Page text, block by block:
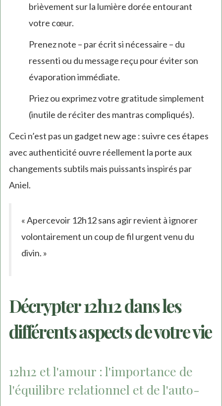
brièvement sur la lumière dorée entourant
votre cœur.
Prenez note – par écrit si nécessaire – du
ressenti ou du message reçu pour éviter son
évaporation immédiate.
Priez ou exprimez votre gratitude simplement
(inutile de réciter des mantras compliqués).
Ceci n’est pas un gadget new age : suivre ces étapes
avec authenticité ouvre réellement la porte aux
changements subtils mais puissants inspirés par
Aniel.
« Apercevoir 12h12 sans agir revient à ignorer
volontairement un coup de fil urgent venu du
divin. »
Décrypter 12h12 dans les
différents aspects de votre vie
12h12 et l'amour : l'importance de
l'équilibre relationnel et de l'auto-